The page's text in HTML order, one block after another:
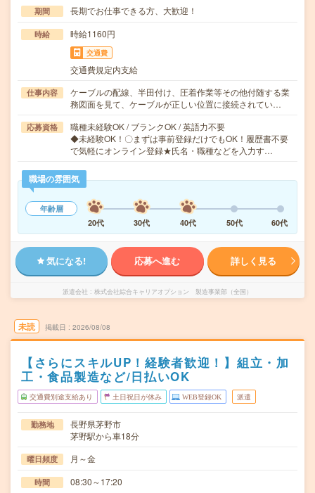
期間 長期でお仕事できる方、大歓迎！
時給 時給1160円
交通費
交通費規定内支給
仕事内容
ケーブルの配線、半田付け、圧着作業等その他付随する業
務図面を見て、ケーブルが正しい位置に接続されてい…
応募資格
職種未経験OK / ブランクOK / 英語力不要
◆未経験OK！〇まずは事前登録だけでもOK！履歴書不要
で気軽にオンライン登録★氏名・職種などを入力す…
職場の雰囲気
年齢層
20代
30代 40代 50代 60代
気になる! 応募へ進む 詳しく見る
派遣会社 株式会社綜合キャリアオプション 製造事業部（全国）
未読 掲載日 2026/08/08
【さらにスキルUP！経験者歓迎！】組立・加
工・食品製造など/日払いOK
交通費別途支給あり 土日祝日が休み WEB登録OK 派遣
勤務地
長野県茅野市
茅野駅から車18分
曜日頻度 月～金
時間 08:30～17:20